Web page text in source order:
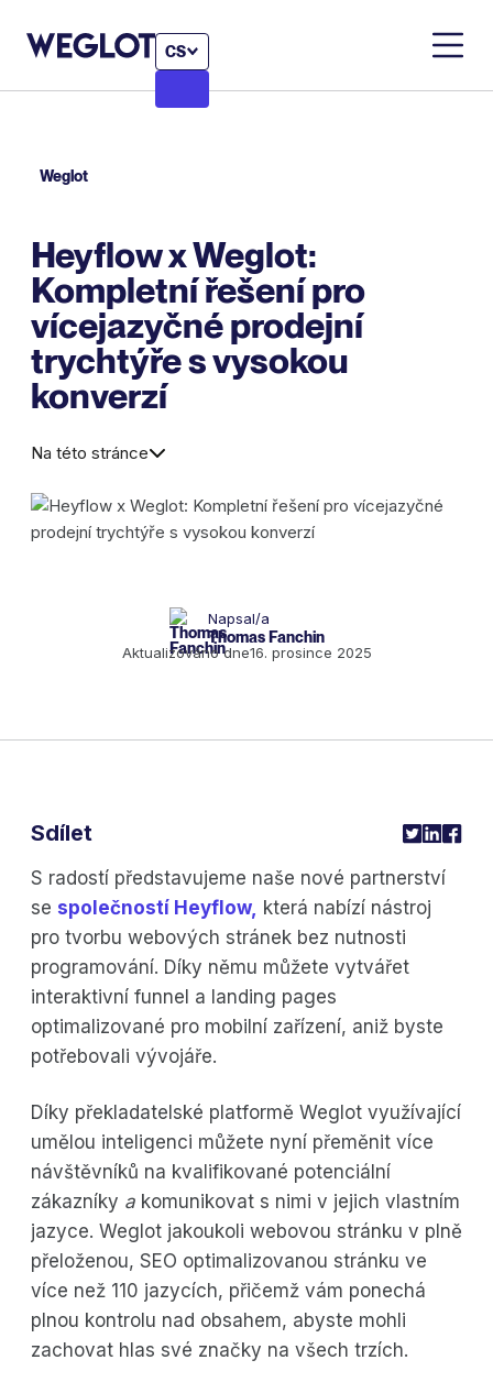
CS
Weglot
Heyflow x Weglot:
Kompletní řešení pro
vícejazyčné prodejní
trychtýře s vysokou
konverzí
Na této stránce
Napsal/a
Thomas Fanchin
Aktualizováno dne16. prosince 2025
S radostí představujeme naše nové partnerství
se společností Heyflow, která nabízí nástroj
pro tvorbu webových stránek bez nutnosti
programování. Díky němu můžete vytvářet
interaktivní funnel a landing pages
optimalizované pro mobilní zařízení, aniž byste
potřebovali vývojáře.
Díky překladatelské platformě Weglot využívající
umělou inteligenci můžete nyní přeměnit více
návštěvníků na kvalifikované potenciální
zákazníky a komunikovat s nimi v jejich vlastním
jazyce. Weglot jakoukoli webovou stránku v plně
přeloženou, SEO optimalizovanou stránku ve
více než 110 jazycích, přičemž vám ponechá
plnou kontrolu nad obsahem, abyste mohli
zachovat hlas své značky na všech trzích.
Sdílet